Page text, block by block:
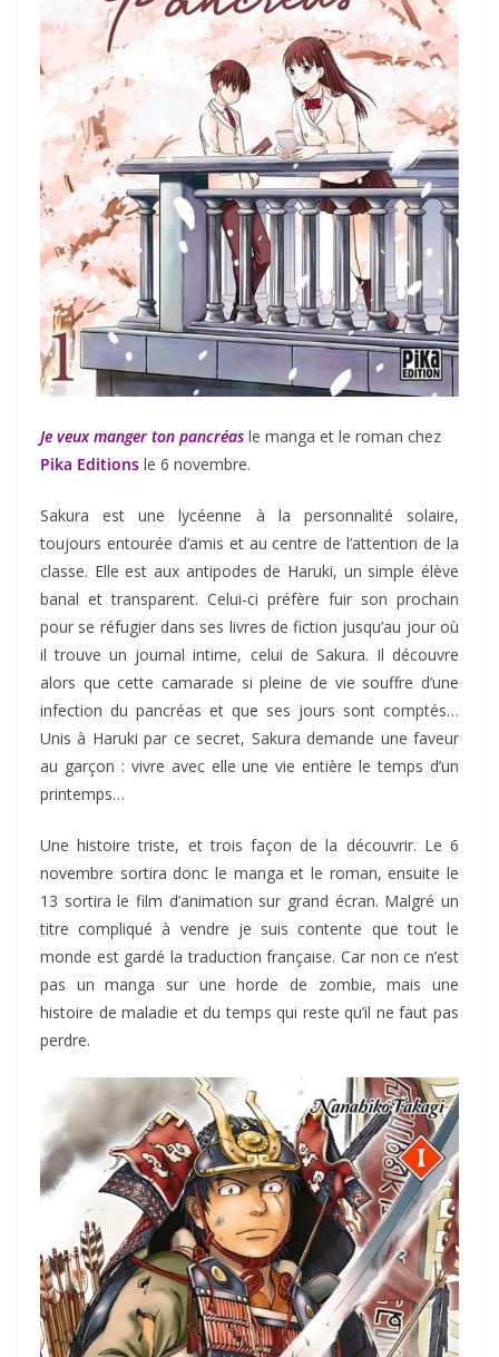
Je veux manger ton pancréas le manga et le roman chez
Pika Editions le 6 novembre.
Sakura est une lycéenne à la personnalité solaire,
toujours entourée d’amis et au centre de l’attention de la
classe. Elle est aux antipodes de Haruki, un simple élève
banal et transparent. Celui-ci préfère fuir son prochain
pour se réfugier dans ses livres de fiction jusqu’au jour où
il trouve un journal intime, celui de Sakura. Il découvre
alors que cette camarade si pleine de vie souffre d’une
infection du pancréas et que ses jours sont comptés…
Unis à Haruki par ce secret, Sakura demande une faveur
au garçon : vivre avec elle une vie entière le temps d’un
printemps…
Une histoire triste, et trois façon de la découvrir. Le 6
novembre sortira donc le manga et le roman, ensuite le
13 sortira le film d’animation sur grand écran. Malgré un
titre compliqué à vendre je suis contente que tout le
monde est gardé la traduction française. Car non ce n’est
pas un manga sur une horde de zombie, mais une
histoire de maladie et du temps qui reste qu’il ne faut pas
perdre.